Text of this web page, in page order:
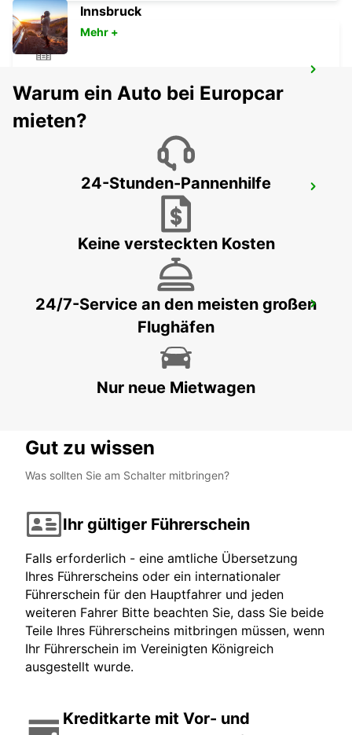
BERLIN - GERMANY
BERLIN HELLERSDORF
BERLIN ADLERSHOF
Innsbruck
Mehr +
Warum ein Auto bei Europcar
mieten?
24-Stunden-Pannenhilfe
Keine versteckten Kosten
24/7-Service an den meisten großen
Flughäfen
Nur neue Mietwagen
Gut zu wissen
Was sollten Sie am Schalter mitbringen?
Ihr gültiger Führerschein
Falls erforderlich - eine amtliche Übersetzung
Ihres Führerscheins oder ein internationaler
Führerschein für den Hauptfahrer und jeden
weiteren Fahrer Bitte beachten Sie, dass Sie beide
Teile Ihres Führerscheins mitbringen müssen, wenn
Ihr Führerschein im Vereinigten Königreich
ausgestellt wurde.
Kreditkarte mit Vor- und